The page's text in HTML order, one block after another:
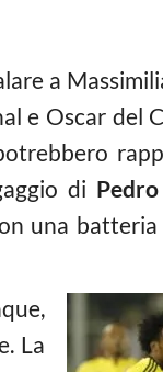
a
e Oscar del
di Pedro
una
La